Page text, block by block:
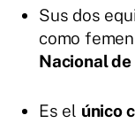
Sus dos
como
Nacional
Es el único